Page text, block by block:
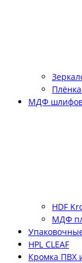
МДФ
HDF
МДФ
HPL CLEAF
Кромка ПВХ